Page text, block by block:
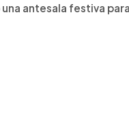
antesala festiva